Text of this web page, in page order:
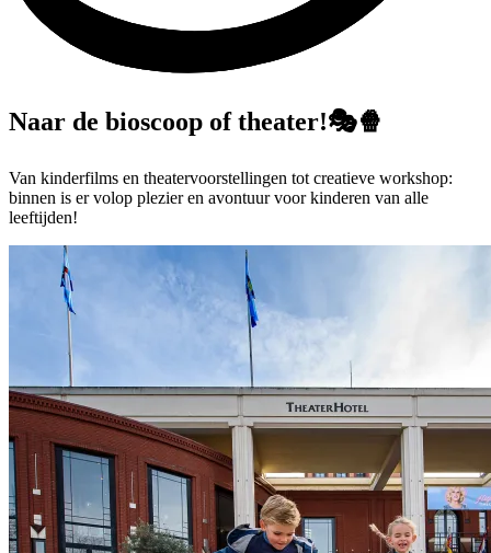
Naar de bioscoop of theater!🎭🍿
Van kinderfilms en theatervoorstellingen tot creatieve workshop:
binnen is er volop plezier en avontuur voor kinderen van alle
leeftijden!